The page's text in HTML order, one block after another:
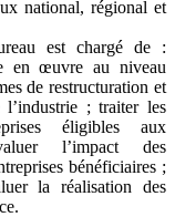
national, régional et
est chargé de :
en œuvre au niveau
de restructuration et
; traiter les
éligibles aux
l’impact des
bénéficiaires ;
la réalisation des